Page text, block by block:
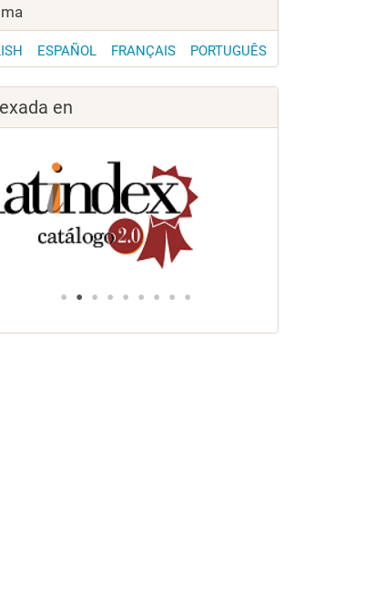
ESPAÑOL FRANÇAIS PORTUGUÊS
en